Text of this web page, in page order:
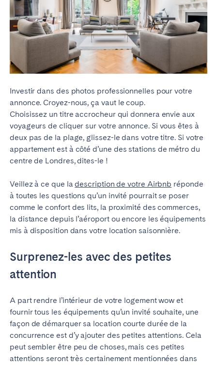
Investir dans des photos professionnelles pour votre
annonce. Croyez-nous, ça vaut le coup.
Choisissez un titre accrocheur qui donnera envie aux
voyageurs de cliquer sur votre annonce. Si vous êtes à
deux pas de la plage, glissez-le dans votre titre. Si votre
appartement est à côté d’une des stations de métro du
centre de Londres, dites-le !
Veillez à ce que ladescription de votre Airbnb réponde
à toutes les questions qu’un invité pourrait se poser
comme le confort des lits, la proximité des commerces,
la distance depuis l’aéroport ou encore les équipements
mis à disposition dans votre location saisonnière.
Surprenez-les avec des petites
attention
A part rendre l’intérieur de votre logement wow et
fournir tous les équipements qu’un invité souhaite, une
façon de démarquer sa location courte durée de la
concurrence est d’y ajouter des petites attentions. Cela
peut sembler être peu de choses, mais ces petites
attentions seront très certainement mentionnées dans